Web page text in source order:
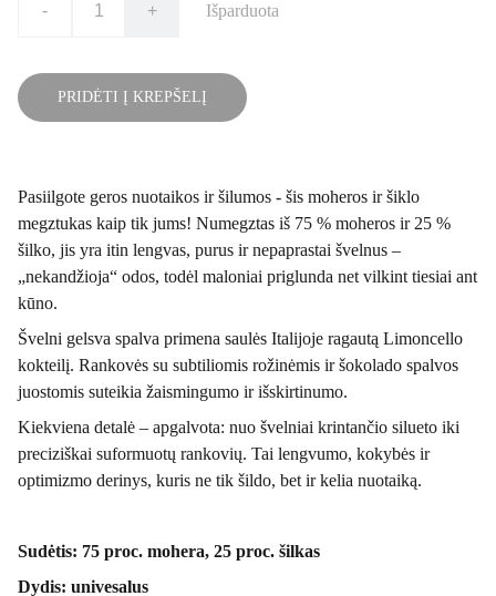
- + Išparduota
PRIDĖTI Į KREPŠELĮ
Pasiilgote geros nuotaikos ir šilumos - šis moheros ir šiklo
megztukas kaip tik jums! Numegztas iš 75 % moheros ir 25 %
šilko, jis yra itin lengvas, purus ir nepaprastai švelnus –
„nekandžioja“ odos, todėl maloniai priglunda net vilkint tiesiai ant
kūno.
Švelni gelsva spalva primena saulės Italijoje ragautą Limoncello
kokteilį. Rankovės su subtiliomis rožinėmis ir šokolado spalvos
juostomis suteikia žaismingumo ir išskirtinumo.
Kiekviena detalė – apgalvota: nuo švelniai krintančio silueto iki
preciziškai suformuotų rankovių. Tai lengvumo, kokybės ir
optimizmo derinys, kuris ne tik šildo, bet ir kelia nuotaiką.
Sudėtis: 75 proc. mohera, 25 proc. šilkas
Dydis: univesalus